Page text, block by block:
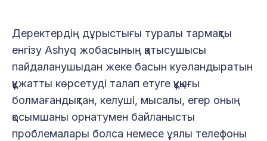
Деректердің дұрыстығы туралы тармақты
енгізу Ashyq жобасының қатысушысы
пайдаланушыдан жеке басын куәландыратын
құжатты көрсетуді талап етуге құқығы
болмағандықтан, келуші, мысалы, егер оның
қосымшаны орнатумен байланысты
проблемалары болса немесе ұялы телефоны